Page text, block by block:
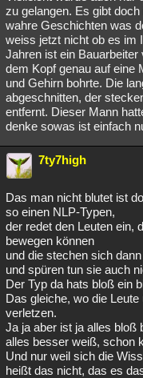
zu gelangen. Es gibt
wahre Geschichten was
weiss jetzt nicht ob es im
Jahren ist ein
dem Kopf genau auf eine
und Gehirn bohrte. Die
abgeschnitten, der
entfernt. Dieser Mann
denke sowas ist einfach
7ty7high
Das man nicht blutet ist
so einen NLP-Typen,
der redet den Leuten ein,
bewegen können
und die stechen sich
und spüren tun sie auch
Der Typ da hats bloß ein
Das gleiche, wo die
verletzen.
Ja ja aber ist ja alles bloß
alles besser weiß, schon
Und nur weil sich die
heißt das nicht, das es